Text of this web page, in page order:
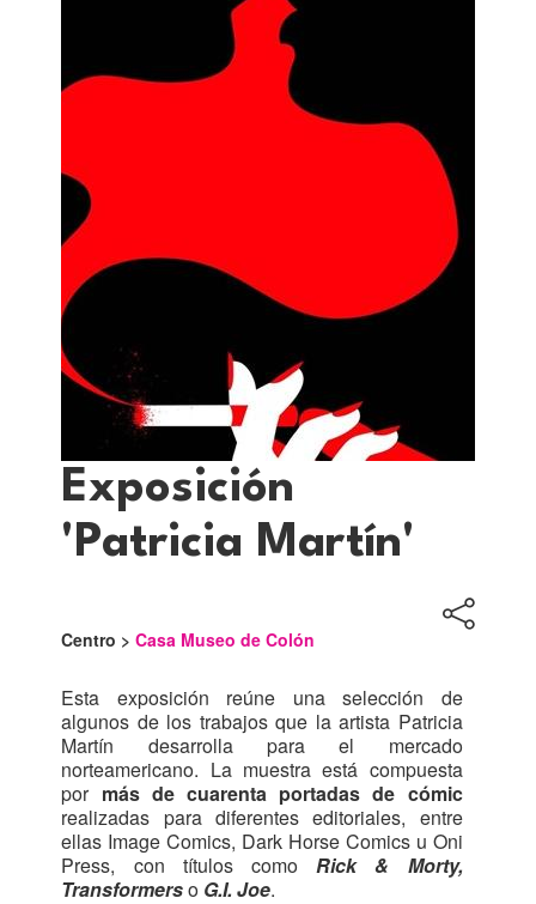
Exposición
'Patricia Martín'
Centro >Casa Museo de Colón
Esta exposición reúne una selección de
algunos de los trabajos que la artista Patricia
Martín desarrolla para el mercado
norteamericano. La muestra está compuesta
por más de cuarenta portadas de cómic
realizadas para diferentes editoriales, entre
ellas Image Comics, Dark Horse Comics u Oni
Press, con títulos comoRick & Morty,
Transformerso G.I. Joe.